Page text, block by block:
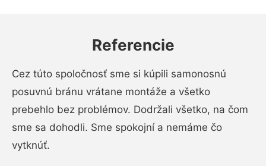
Referencie
Cez túto spoločnosť sme si kúpili samonosnú
posuvnú bránu vrátane montáže a všetko
prebehlo bez problémov. Dodržali všetko, na čom
sme sa dohodli. Sme spokojní a nemáme čo
vytknúť.